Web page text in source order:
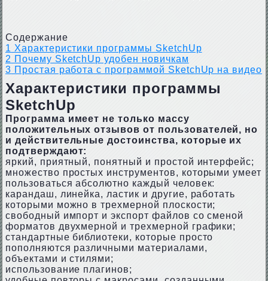
Содержание
1 Характеристики программы SketchUp
2 Почему SketchUp удобен новичкам
3 Простая работа с программой SketchUp на видео
Характеристики программы
SketchUp
Программа имеет не только массу
положительных отзывов от пользователей, но
и действительные достоинства, которые их
подтверждают:
яркий, приятный, понятный и простой интерфейс;
множество простых инструментов, которыми умеет
пользоваться абсолютно каждый человек:
карандаш, линейка, ластик и другие, работать
которыми можно в трехмерной плоскости;
свободный импорт и экспорт файлов со сменой
форматов двухмерной и трехмерной графики;
стандартные библиотеки, которые просто
пополняются различными материалами,
объектами и стилями;
использование плагинов;